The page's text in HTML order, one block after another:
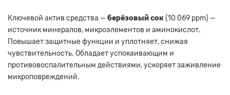
Ключевой актив средства — берёзовый сок(10 069 ppm) —
источник минералов, микроэлементов и аминокислот.
Повышает защитные функции и уплотняет, снижая
чувствительность. Обладает успокаивающим и
противовоспалительным действиями, ускоряет заживление
микроповреждений.